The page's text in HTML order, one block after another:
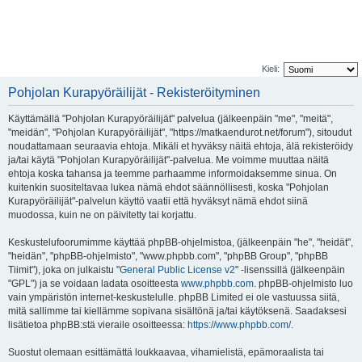
Kieli:
Pohjolan Kurapyöräilijät - Rekisteröityminen
Käyttämällä "Pohjolan Kurapyöräilijät" palvelua (jälkeenpäin "me", "meitä",
"meidän", "Pohjolan Kurapyöräilijät", "https://matkaendurot.net/forum"), sitoudut
noudattamaan seuraavia ehtoja. Mikäli et hyväksy näitä ehtoja, älä rekisteröidy
ja/tai käytä "Pohjolan Kurapyöräilijät"-palvelua. Me voimme muuttaa näitä
ehtoja koska tahansa ja teemme parhaamme informoidaksemme sinua. On
kuitenkin suositeltavaa lukea nämä ehdot säännöllisesti, koska "Pohjolan
Kurapyöräilijät"-palvelun käyttö vaatii että hyväksyt nämä ehdot siinä
muodossa, kuin ne on päivitetty tai korjattu.
Keskustelufoorumimme käyttää phpBB-ohjelmistoa, (jälkeenpäin "he", "heidät",
"heidän", "phpBB-ohjelmisto", "www.phpbb.com", "phpBB Group", "phpBB
Tiimit"), joka on julkaistu "General Public License v2" -lisenssillä (jälkeenpäin
"GPL") ja se voidaan ladata osoitteesta www.phpbb.com. phpBB-ohjelmisto luo
vain ympäristön internet-keskustelulle. phpBB Limited ei ole vastuussa siitä,
mitä sallimme tai kiellämme sopivana sisältönä ja/tai käytöksenä. Saadaksesi
lisätietoa phpBB:stä vieraile osoitteessa: https://www.phpbb.com/.
Suostut olemaan esittämättä loukkaavaa, vihamielistä, epämoraalista tai